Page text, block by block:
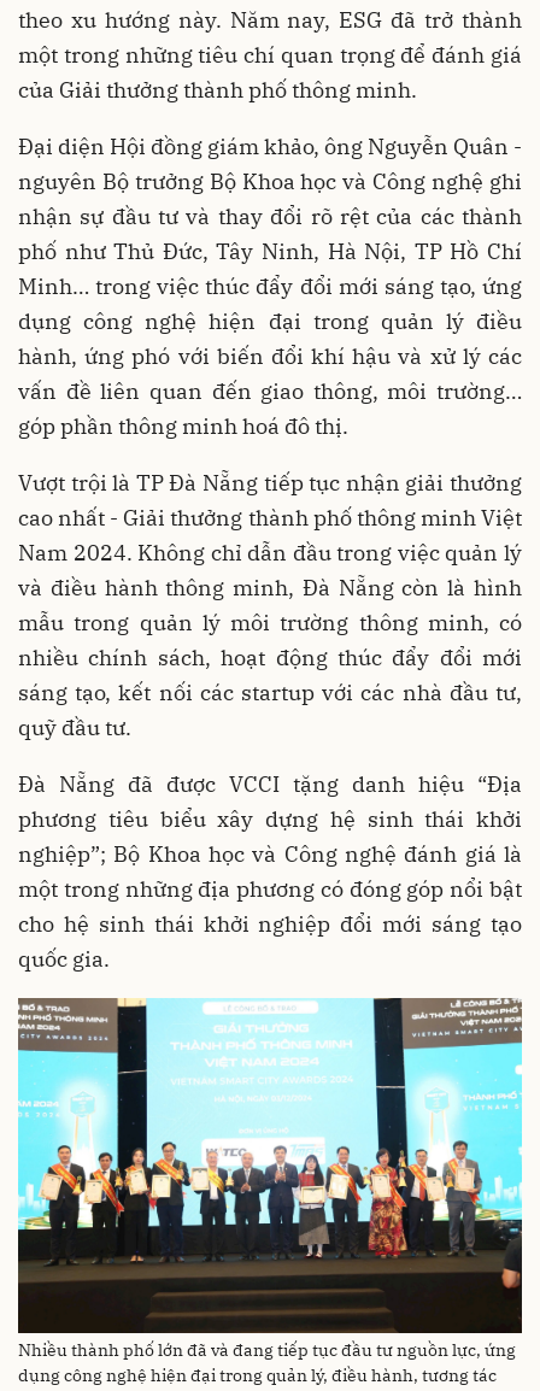
theo xu hướng này. Năm nay, ESG đã trở thành
một trong những tiêu chí quan trọng để đánh giá
của Giải thưởng thành phố thông minh.
Đại diện Hội đồng giám khảo, ông Nguyễn Quân -
nguyên Bộ trưởng Bộ Khoa học và Công nghệ ghi
nhận sự đầu tư và thay đổi rõ rệt của các thành
phố như Thủ Đức, Tây Ninh, Hà Nội, TP Hồ Chí
Minh… trong việc thúc đẩy đổi mới sáng tạo, ứng
dụng công nghệ hiện đại trong quản lý điều
hành, ứng phó với biến đổi khí hậu và xử lý các
vấn đề liên quan đến giao thông, môi trường…
góp phần thông minh hoá đô thị.
Vượt trội là TP Đà Nẵng tiếp tục nhận giải thưởng
cao nhất - Giải thưởng thành phố thông minh Việt
Nam 2024. Không chỉ dẫn đầu trong việc quản lý
và điều hành thông minh, Đà Nẵng còn là hình
mẫu trong quản lý môi trường thông minh, có
nhiều chính sách, hoạt động thúc đẩy đổi mới
sáng tạo, kết nối các startup với các nhà đầu tư,
quỹ đầu tư.
Đà Nẵng đã được VCCI tặng danh hiệu “Địa
phương tiêu biểu xây dựng hệ sinh thái khởi
nghiệp”; Bộ Khoa học và Công nghệ đánh giá là
một trong những địa phương có đóng góp nổi bật
cho hệ sinh thái khởi nghiệp đổi mới sáng tạo
quốc gia.
Nhiều thành phố lớn đã và đang tiếp tục đầu tư nguồn lực, ứng
dụng công nghệ hiện đại trong quản lý, điều hành, tương tác